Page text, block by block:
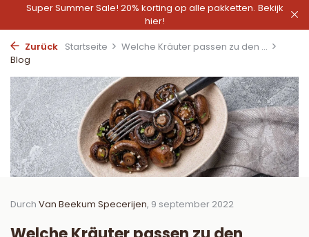
Super Summer Sale! 20% korting op alle pakketten. Bekijk
hier!
Zurück Startseite
Welche Kräuter passen zu den ...
Blog
Durch Van Beekum Specerijen, 9 september 2022